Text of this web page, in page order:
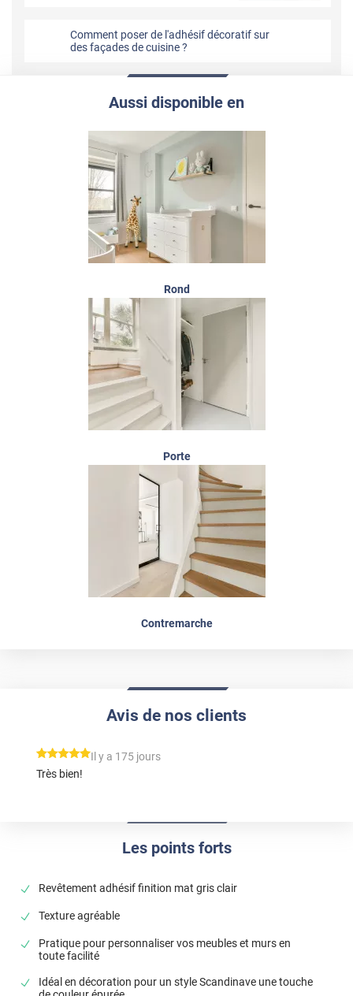
Comment poser de l'adhésif décoratif sur
des façades de cuisine ?
Aussi disponible en
Rond
Porte
Contremarche
Les points forts
Revêtement adhésif finition mat gris clair
Texture agréable
Pratique pour personnaliser vos meubles et murs en
toute facilité
Idéal en décoration pour un style Scandinave une touche
Avis de nos clients
*****
Il y a 175 jours
Très bien!